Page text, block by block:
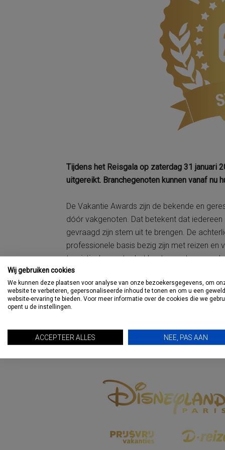
Tijdens het Reisgala op zaterdag 31 januari
uitgereikt. Branchegenoten kunnen vanaf nu
De Vakantie Awards zijn de bekende en
dóór vakgenoten. Dat betekent dat
gevraagd zijn stem uit te brengen. De
professionele basis bezig zijn met reizen en
toeristische sector het beste presteren en
Stemmen kan tot en met vrijdag 2 januari
De uitreiking van de Vakantie Awards vindt
Grand Hotel Huis ter Duin in Noordwijk. In
Wij gebruiken cookies
We kunnen deze plaatsen voor analyse van onze bezoekersgegevens, om
website te verbeteren, gepersonaliseerde inhoud te tonen en om u een
website-ervaring te bieden. Voor meer informatie over de cookies die we
opent u de instellingen.
ACCEPTEER ALLES NEE, PAS AAN